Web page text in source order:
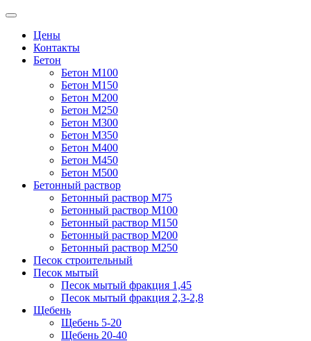
Цены
Контакты
Бетон
Бетон М100
Бетон М150
Бетон М200
Бетон М250
Бетон М300
Бетон М350
Бетон М400
Бетон М450
Бетон М500
Бетонный раствор
Бетонный раствор М75
Бетонный раствор М100
Бетонный раствор М150
Бетонный раствор М200
Бетонный раствор М250
Песок строительный
Песок мытый
Песок мытый фракция 1,45
Песок мытый фракция 2,3-2,8
Щебень
Щебень 5-20
Щебень 20-40